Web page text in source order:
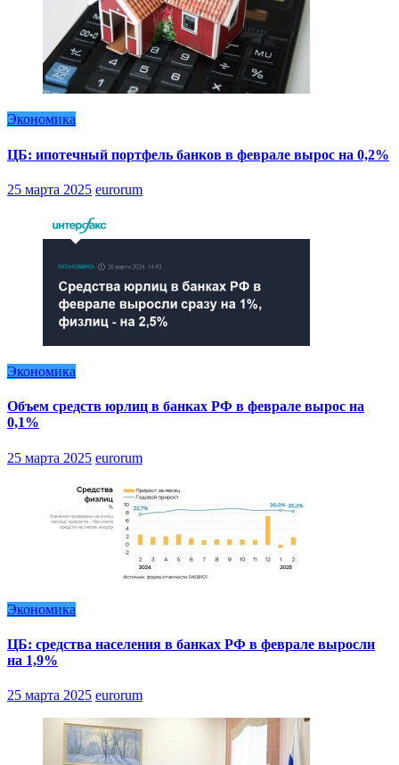
Экономика
ЦБ: ипотечный портфель банков в феврале вырос на 0,2%
25 марта 2025 eurorum
Экономика
Объем средств юрлиц в банках РФ в феврале вырос на
0,1%
25 марта 2025 eurorum
Экономика
ЦБ: средства населения в банках РФ в феврале выросли
на 1,9%
25 марта 2025 eurorum